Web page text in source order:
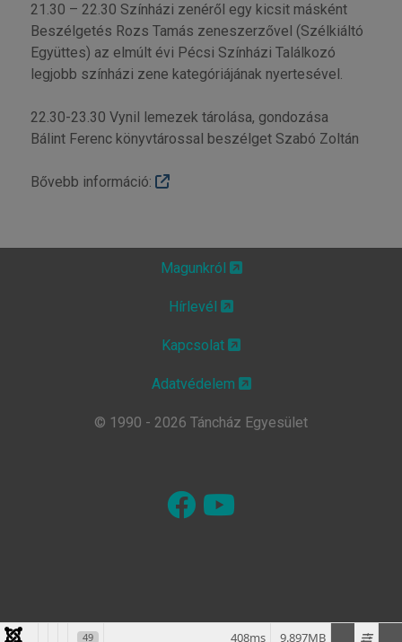
21.30 – 22.30 Színházi zenéről egy kicsit másként
Beszélgetés Rozs Tamás zeneszerzővel (Szélkiáltó
Együttes) az elmúlt évi Pécsi Színházi Találkozó
legjobb színházi zene kategóriájának nyertesével.
22.30-23.30 Vynil lemezek tárolása, gondozása
Bálint Ferenc könyvtárossal beszélget Szabó Zoltán
Bővebb információ:
Magunkról
Hírlevél
Kapcsolat
Adatvédelem
© 1990 - 2026 Táncház Egyesület
49 9.897MB
408ms